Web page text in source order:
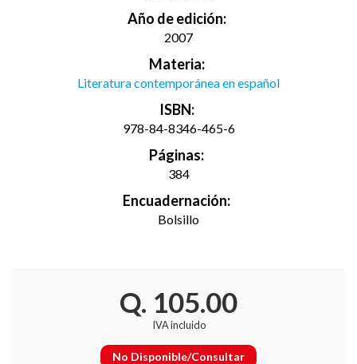
Año de edición:
2007
Materia:
Literatura contemporánea en español
ISBN:
978-84-8346-465-6
Páginas:
384
Encuadernación:
Bolsillo
Q. 105.00
IVA incluido
No Disponible/Consultar